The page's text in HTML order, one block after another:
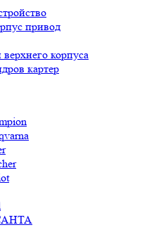
привод
корпуса
картер